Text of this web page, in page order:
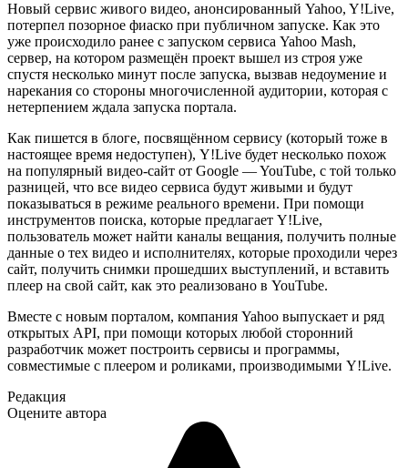
Новый сервис живого видео, анонсированный Yahoo, Y!Live,
потерпел позорное фиаско при публичном запуске. Как это
уже происходило ранее с запуском сервиса Yahoo Mash,
сервер, на котором размещён проект вышел из строя уже
спустя несколько минут после запуска, вызвав недоумение и
нарекания со стороны многочисленной аудитории, которая с
нетерпением ждала запуска портала.
Как пишется в блоге, посвящённом сервису (который тоже в
настоящее время недоступен), Y!Live будет несколько похож
на популярный видео-сайт от Google — YouTube, с той только
разницей, что все видео сервиса будут живыми и будут
показываться в режиме реального времени. При помощи
инструментов поиска, которые предлагает Y!Live,
пользователь может найти каналы вещания, получить полные
данные о тех видео и исполнителях, которые проходили через
сайт, получить снимки прошедших выступлений, и вставить
плеер на свой сайт, как это реализовано в YouTube.
Вместе с новым порталом, компания Yahoo выпускает и ряд
открытых API, при помощи которых любой сторонний
разработчик может построить сервисы и программы,
совместимые с плеером и роликами, производимыми Y!Live.
Редакция
Оцените автора